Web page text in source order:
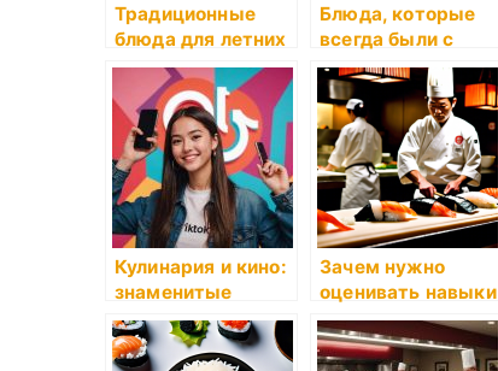
Традиционные
блюда для летних
праздников
Блюда, которые
всегда были с
нами
Кулинария и кино:
знаменитые
блюда из фильмов
Зачем нужно
оценивать навыки
сушистов и как
это делается?